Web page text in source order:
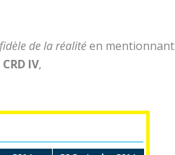
de la réalitéen mentionnant
IV,